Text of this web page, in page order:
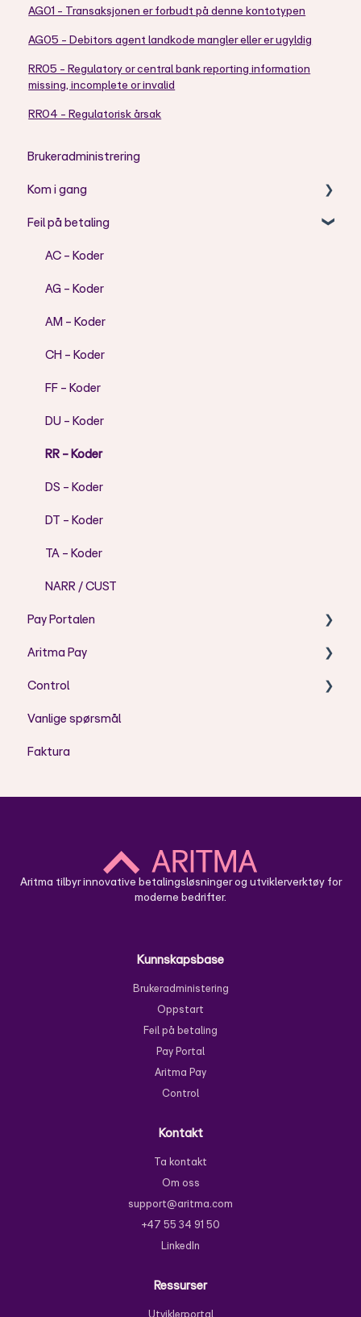
AG01 - Transaksjonen er forbudt på denne kontotypen
AG05 - Debitors agent landkode mangler eller er ugyldig
RR05 - Regulatory or central bank reporting information
missing, incomplete or invalid
RR04 - Regulatorisk årsak
Brukeradministrering
Kom i gang
Aritma Pay - Telepay til ISO2002 konvertering
Feil på betaling
AC - Koder
AG - Koder
AM - Koder
CH - Koder
FF - Koder
DU - Koder
RR - Koder
DS - Koder
DT - Koder
TA - Koder
NARR / CUST
Pay Portalen
Bruk av Pay Portal
Feilmeldinger
Brukeradministrasjon
Aritma Pay
Visma Business - Brukerveiledning
Installasjon
Visma Business - Feilmeldinger
Control
Installasjon/oppsett
Hvordan bruke Aritma Control
Vanlige spørsmål
Faktura
Aritma tilbyr innovative betalingsløsninger og utviklerverktøy for
moderne bedrifter.
Kunnskapsbase
Brukeradministering
Oppstart
Feil på betaling
Pay Portal
Aritma Pay
Control
Kontakt
Ta kontakt
Om oss
support@aritma.com
+47 55 34 91 50
LinkedIn
Ressurser
Utviklerportal